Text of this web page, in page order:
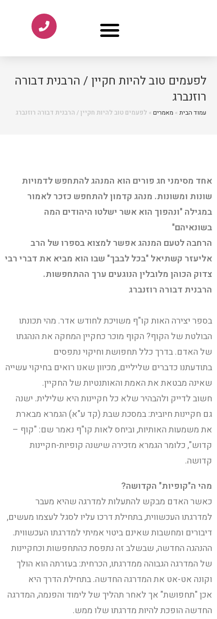
לפעמים טוב להיות חקיין / הרבנית דבורה
רוזנברג
עמוד הבית » מאמרים » לפעמים טוב להיות חקיין / הרבנית דבורה רוזנברג
אחד מסימני חג פורים הוא המנהג להתחפש לדמויות
שונות ומשונות. מנהג קדמון להתחפש כזכר לאמור
במגילה "ונהפוך הוא אשר ישלטו היהודים המה
בשונאיהם"
הרחבה לטעם המנהג אפשר למצוא בספרו של הרב
אליעזר קשתיאל "בכל לבבך" שבו הוא מביא את דברי רבי
צדוק הכוהן מלובלין הנוגעים ערך ההתחפשות.
הרבנית דבורה רוזנברג
בספר יצירה האות קו"ף משויכת לחודש אדר. מהי תכונתו
הבולטת של הקוף? הקוף מוכר כחקיין המחקה את הנהגתו
של האדם. בדרך כלל תחפושת וחיקוי נתפסים
בתודעתנו כדברים שליליים, מכיוון שאנו רואים בחיקוי עשייה
שאינה מבטאת את האמת והאותנטיות של החקיין.
חשוב לדייק ולהבהיר שלא כל חקיינות היא שלילית. ישנה
גם חקיינות חיובית: במסכת שבת (קד ע"א) הגמרא מבארת
את משמעות האותיות, וביחס לאות קו"ף נאמר שם: "קוף –
קדוש", כלומר הגמרא מזכירה שישנה קופיות-חקיינות
קדושה.
מהי ה"קופיות" הקדושה?
כאשר האדם מבקש להתעלות למדרגה שהיא מעבר
למדרגתו העכשווית, בתחילת דרכו עליו לסגל לעצמו מעשים,
דיבורים ומחשבות שאינם ביטוי אמיתי למדרגתו העכשווית.
ההנהגה החדשה, שבשלב זה נתפסת כהתחפשות וכחקיינות
של המדרגה הגבוהה ממדרגתו, הכרחית: בעזרתה הוא הולך
וקונה אט-אט את המדרגה החדשה. בתחילת הדרך היא
אכן "תחפושת" אך לאחר תהליך של לימוד והפנמה, המדרגה
החדשה הופכת להיות מדרגתו שלו ממש.